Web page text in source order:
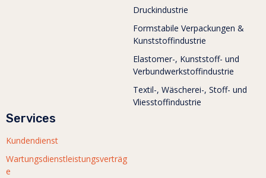
Druckindustrie
Formstabile Verpackungen &
Kunststoffindustrie
Elastomer-, Kunststoff- und
Verbundwerkstoffindustrie
Textil-, Wäscherei-, Stoff- und
Vliesstoffindustrie
Services
Kundendienst
Wartungsdienstleistungsverträg
e